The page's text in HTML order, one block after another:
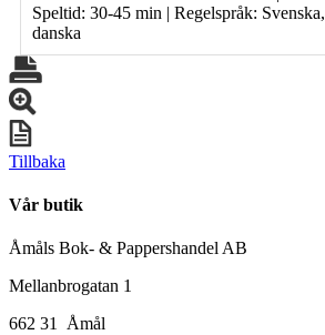
Speltid: 30-45 min | Regelspråk:
danska
Tillbaka
Vår butik
Åmåls Bok- & Pappershandel AB
Mellanbrogatan 1
662 31 Åmål